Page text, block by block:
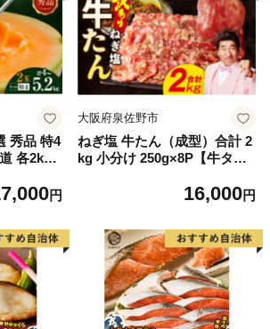
秀品 特4
各2kg
果物 く
円
大阪府泉佐野市
ねぎ塩 牛たん（成型）合計 2
kg 小分け 250g×8P【牛タン
16,000円